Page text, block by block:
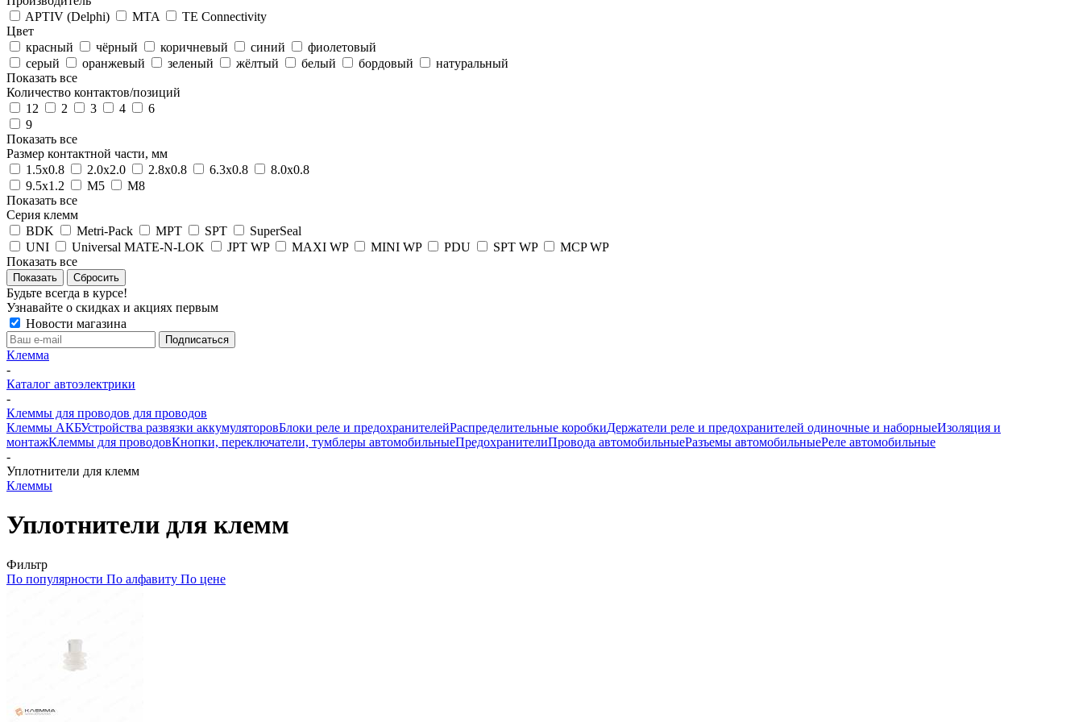
APTIV (Delphi)
MTA
TE Connectivity
Цвет
красный
чёрный коричневый синий
фиолетовый
серый
оранжевый зеленый жёлтый белый бордовый
натуральный
Показать все
Количество контактов/позиций
12
2 3 4
6
9
Показать все
Размер контактной части, мм
1.5x0.8
2.0x2.0 2.8x0.8 6.3x0.8
8.0x0.8
9.5x1.2
М5
М8
Показать все
Серия клемм
BDK
Metri-Pack MPT SPT
SuperSeal
UNI
Universal MATE-N-LOK JPT WP MAXI WP MINI WP PDU SPT WP
MCP WP
Показать все
Сбросить
Будьте всегда в курсе!
Узнавайте о скидках и акциях первым
Новости магазина
Клемма
-
Каталог автоэлектрики
-
Клеммы для проводов для проводов
Клеммы АКБУстройства развязки аккумуляторовБлоки реле и предохранителейРаспределительные коробкиДержатели реле и предохранителей одиночные и наборныеИзоляция и
монтажКлеммы для проводовКнопки, переключатели, тумблеры автомобильныеПредохранителиПровода автомобильныеРазъемы автомобильныеРеле автомобильные
-
Уплотнители для клемм
Клеммы
Уплотнители для клемм
Фильтр
По популярности По алфавиту По цене